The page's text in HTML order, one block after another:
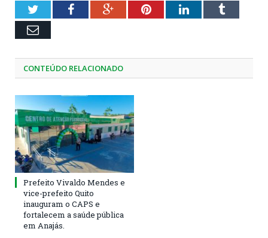
TwitterFacebookGoogle+PinterestLinkedInTumblr
Email
CONTEÚDO RELACIONADO
Prefeito Vivaldo Mendes e
vice-prefeito Quito
inauguram o CAPS e
fortalecem a saúde pública
em Anajás.